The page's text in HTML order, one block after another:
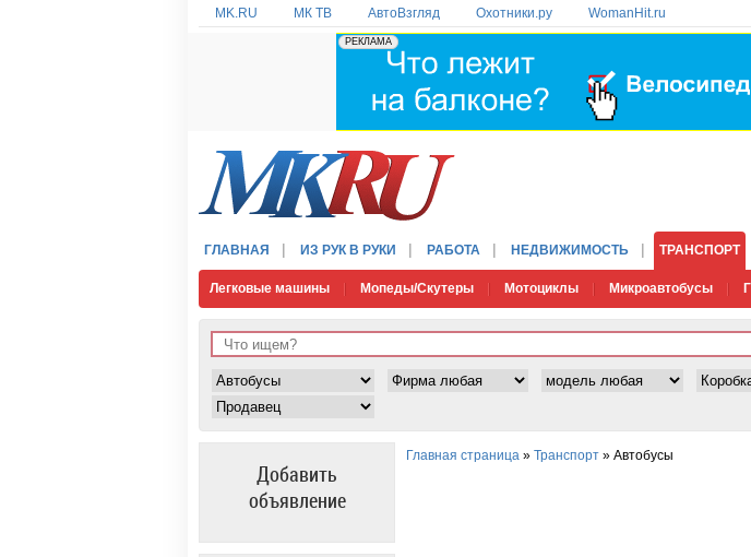
MK.RU МК ТВ АвтоВзгляд Охотники.ру WomanHit.ru
ГЛАВНАЯ ИЗ РУК В РУКИ РАБОТА НЕДВИЖИМОСТЬ ТРАНСПОРТ
Легковые машины Мопеды/Скутеры Мотоциклы Микроавтобусы
Добавить
объявление
Главная страница » Транспорт » Автобусы